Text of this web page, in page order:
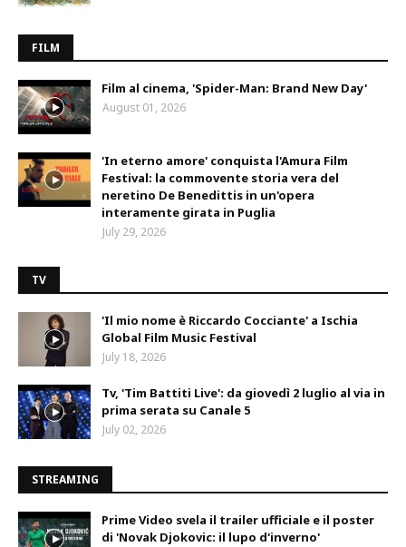
FILM
Film al cinema, 'Spider-Man: Brand New Day'
August 01, 2026
'In eterno amore' conquista l'Amura Film
Festival: la commovente storia vera del
neretino De Benedittis in un'opera
interamente girata in Puglia
July 29, 2026
TV
'Il mio nome è Riccardo Cocciante' a Ischia
Global Film Music Festival
July 18, 2026
Tv, 'Tim Battiti Live': da giovedì 2 luglio al via in
prima serata su Canale 5
July 02, 2026
STREAMING
Prime Video svela il trailer ufficiale e il poster
di 'Novak Djokovic: il lupo d'inverno'